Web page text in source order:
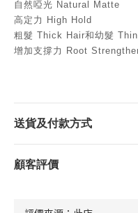
自然啞光 Natural Matte
高定力 High Hold
粗髮 Thick Hair和幼髮
增加支撐力 Root
送貨及付款方式
顧客評價